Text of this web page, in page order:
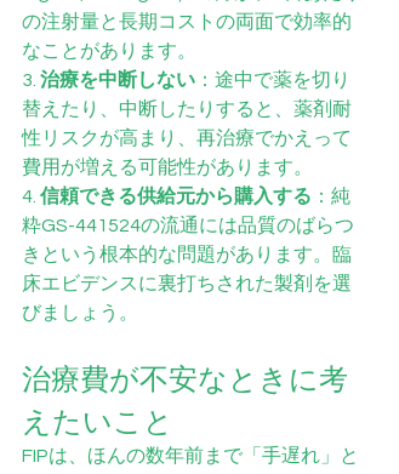
の注射量と長期コストの両面で効率的
なことがあります。
3. 治療を中断しない ：途中で薬を切り
替えたり、中断したりすると、薬剤耐
性リスクが高まり、再治療でかえって
費用が増える可能性があります。
4. 信頼できる供給元から購入する ：純
粋GS-441524の流通には品質のばらつ
きという根本的な問題があります。臨
床エビデンスに裏打ちされた製剤を選
びましょう。
治療費が不安なときに考
えたいこと
FIPは、ほんの数年前まで「手遅れ」と